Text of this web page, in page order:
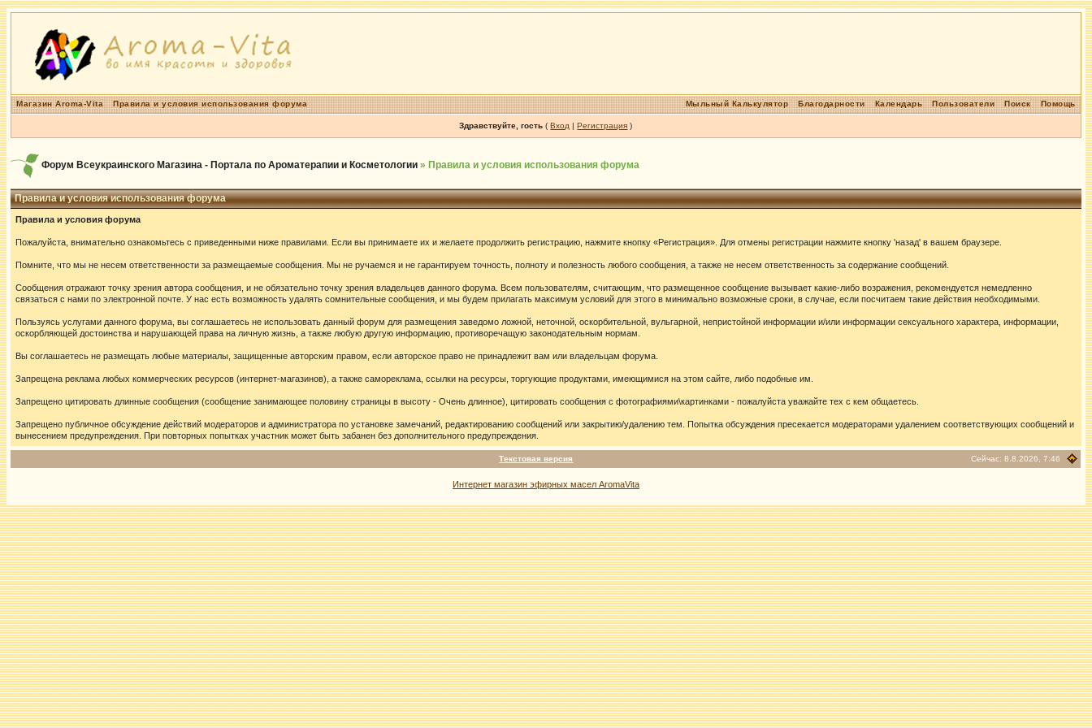
Магазин Aroma-Vita Правила и условия использования форума Помощь
Поиск
Пользователи
Календарь
Благодарности
Мыльный Калькулятор
Здравствуйте, гость (Вход |Регистрация )
Форум Всеукраинского Магазина - Портала по Ароматерапии и Косметологии » Правила и условия использования форума
Правила и условия использования форума
Правила и условия форума
Пожалуйста, внимательно ознакомьтесь с приведенными ниже правилами. Если вы принимаете их и желаете продолжить регистрацию, нажмите кнопку «Регистрация». Для отмены регистрации нажмите кнопку 'назад' в вашем браузере.
Помните, что мы не несем ответственности за размещаемые сообщения. Мы не ручаемся и не гарантируем точность, полноту и полезность любого сообщения, а также не несем ответственность за содержание сообщений.
Сообщения отражают точку зрения автора сообщения, и не обязательно точку зрения владельцев данного форума. Всем пользователям, считающим, что размещенное сообщение вызывает какие-либо возражения, рекомендуется немедленно
связаться с нами по электронной почте. У нас есть возможность удалять сомнительные сообщения, и мы будем прилагать максимум условий для этого в минимально возможные сроки, в случае, если посчитаем такие действия необходимыми.
Пользуясь услугами данного форума, вы соглашаетесь не использовать данный форум для размещения заведомо ложной, неточной, оскорбительной, вульгарной, непристойной информации и/или информации сексуального характера, информации,
оскорбляющей достоинства и нарушающей права на личную жизнь, а также любую другую информацию, противоречащую законодательным нормам.
Вы соглашаетесь не размещать любые материалы, защищенные авторским правом, если авторское право не принадлежит вам или владельцам форума.
Запрещена реклама любых коммерческих ресурсов (интернет-магазинов), а также самореклама, ссылки на ресурсы, торгующие продуктами, имеющимися на этом сайте, либо подобные им.
Запрещено цитировать длинные сообщения (сообщение занимающее половину страницы в высоту - Очень длинное), цитировать сообщения с фотографиями\картинками - пожалуйста уважайте тех с кем общаетесь.
Запрещено публичное обсуждение действий модераторов и администратора по установке замечаний, редактированию сообщений или закрытию/удалению тем. Попытка обсуждения пресекается модераторами удалением соответствующих сообщений и
вынесением предупреждения. При повторных попытках участник может быть забанен без дополнительного предупреждения.
Текстовая версия Сейчас: 8.8.2026, 7:46
Интернет магазин эфирных масел AromaVita